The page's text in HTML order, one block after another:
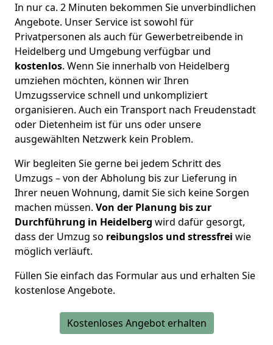
In nur ca. 2 Minuten bekommen Sie unverbindlichen
Angebote. Unser Service ist sowohl für
Privatpersonen als auch für Gewerbetreibende in
Heidelberg und Umgebung verfügbar und
kostenlos. Wenn Sie innerhalb von Heidelberg
umziehen möchten, können wir Ihren
Umzugsservice schnell und unkompliziert
organisieren. Auch ein Transport nach Freudenstadt
oder Dietenheim ist für uns oder unsere
ausgewählten Netzwerk kein Problem.
Wir begleiten Sie gerne bei jedem Schritt des
Umzugs – von der Abholung bis zur Lieferung in
Ihrer neuen Wohnung, damit Sie sich keine Sorgen
machen müssen. Von der Planung bis zur
Durchführung in Heidelberg wird dafür gesorgt,
dass der Umzug so reibungslos und stressfrei wie
möglich verläuft.
Füllen Sie einfach das Formular aus und erhalten Sie
kostenlose Angebote.
Kostenloses Angebot erhalten